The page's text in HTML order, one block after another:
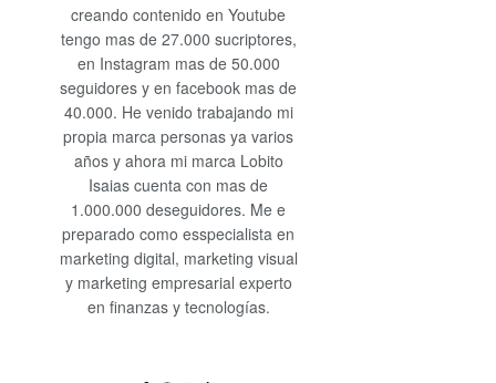
creando contenido en Youtube
tengo mas de 27.000 sucriptores,
en Instagram mas de 50.000
seguidores y en facebook mas de
40.000. He venido trabajando mi
propia marca personas ya varios
años y ahora mi marca Lobito
Isaias cuenta con mas de
1.000.000 deseguidores. Me e
preparado como esspecialista en
marketing digital, marketing visual
y marketing empresarial experto
en finanzas y tecnologías.